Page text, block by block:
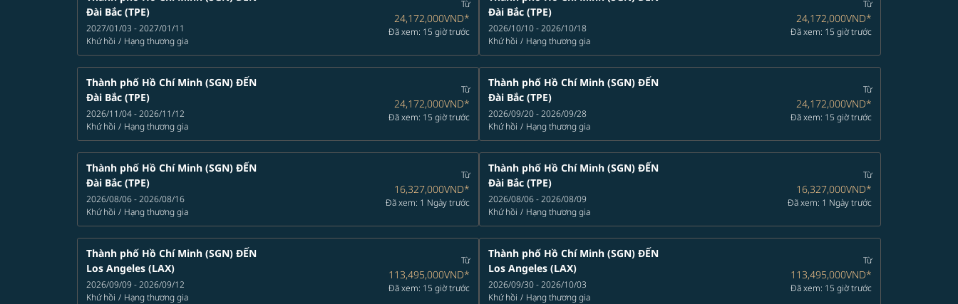
Đài Bắc (TPE)
2027/01/03 - 2027/01/11
Khứ hồi / Hạng thương gia
Từ
24,172,000VND*
Đã xem: 15 giờ trước
Đài Bắc (TPE)
2026/10/10 - 2026/10/18
Khứ hồi / Hạng thương gia
Từ
24,172,000VND*
Đã xem: 15 giờ trước
Thành phố Hồ Chí Minh (SGN) ĐẾN
Đài Bắc (TPE)
2026/11/04 - 2026/11/12
Khứ hồi / Hạng thương gia
Từ
24,172,000VND*
Đã xem: 15 giờ trước
Thành phố Hồ Chí Minh (SGN) ĐẾN
Đài Bắc (TPE)
2026/09/20 - 2026/09/28
Khứ hồi / Hạng thương gia
Từ
24,172,000VND*
Đã xem: 15 giờ trước
Thành phố Hồ Chí Minh (SGN) ĐẾN
Đài Bắc (TPE)
2026/08/06 - 2026/08/16
Khứ hồi / Hạng thương gia
Từ
16,327,000VND*
Đã xem: 1 Ngày trước
Thành phố Hồ Chí Minh (SGN) ĐẾN
Đài Bắc (TPE)
2026/08/06 - 2026/08/09
Khứ hồi / Hạng thương gia
Từ
16,327,000VND*
Đã xem: 1 Ngày trước
Thành phố Hồ Chí Minh (SGN) ĐẾN
Los Angeles (LAX)
2026/09/09 - 2026/09/12
Khứ hồi / Hạng thương gia
Từ
113,495,000VND*
Đã xem: 15 giờ trước
Thành phố Hồ Chí Minh (SGN) ĐẾN
Los Angeles (LAX)
2026/09/30 - 2026/10/03
Khứ hồi / Hạng thương gia
Từ
113,495,000VND*
Đã xem: 15 giờ trước